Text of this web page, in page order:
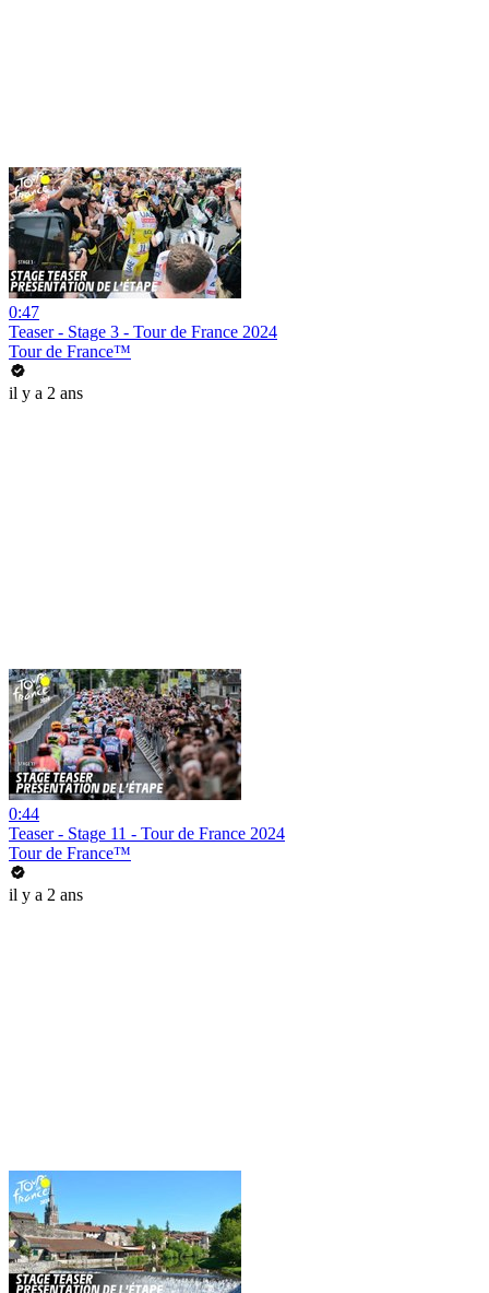
0:47
Teaser - Stage 3 - Tour de France 2024
Tour de France™
il y a 2 ans
0:44
Teaser - Stage 11 - Tour de France 2024
Tour de France™
il y a 2 ans